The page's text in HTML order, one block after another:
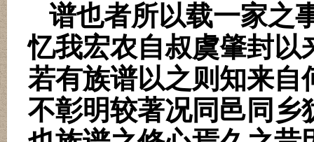
谱也者所以载一家之
忆我宏农自叔虞肇封以
若有族谱以之则知来自
不彰明较著况同邑同乡